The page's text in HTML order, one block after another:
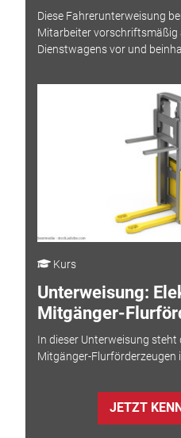
Diese Fahrerunterweisung
Mitarbeiter vorschriftsmäßig
Dienstwagens vor und
Kurs
Unterweisung:
Mitgänger-
In dieser Unterweisung steht
Mitgänger-Flurförderzeugen
JETZT